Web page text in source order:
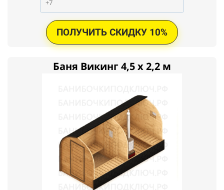
ПОЛУЧИТЬ СКИДКУ 10%
Баня Викинг 4,5 x 2,2 м